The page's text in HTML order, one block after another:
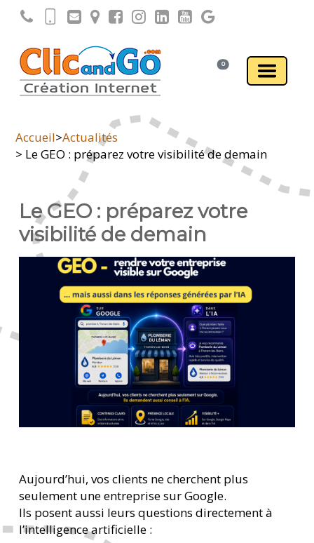
0
Accueil>Actualités
> Le GEO : préparez votre visibilité de demain
Le GEO : préparez votre
visibilité de demain
Aujourd’hui, vos clients ne cherchent plus
seulement une entreprise sur Google.
Ils posent aussi leurs questions directement à
l’intelligence artificielle :